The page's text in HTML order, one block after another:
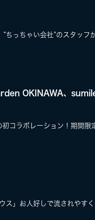
っちゃい会社”のスタッフ
OKINAWA、
コラボレーション！期間限
」お人好しで流されやす